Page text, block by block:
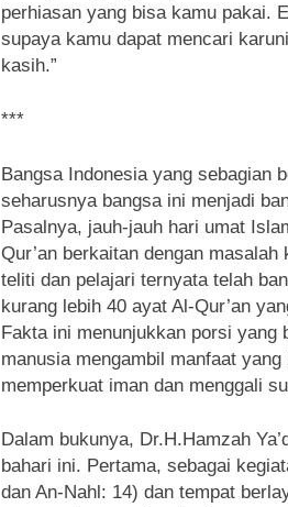
perhiasan yang bisa kamu pakai.
supaya kamu dapat mencari
kasih.”
***
Bangsa Indonesia yang sebagian
seharusnya bangsa ini menjadi
Pasalnya, jauh-jauh hari umat
Qur’an berkaitan dengan
teliti dan pelajari ternyata telah
kurang lebih 40 ayat Al-Qur’an
Fakta ini menunjukkan porsi yang
manusia mengambil manfaat
memperkuat iman dan menggali
Dalam bukunya, Dr.H.Hamzah
bahari ini. Pertama, sebagai
dan An-Nahl: 14) dan tempat